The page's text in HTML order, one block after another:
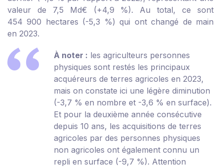
valeur de 7,5 Md€ (+4,9 %). Au total, ce sont
454 900 hectares (-5,3 %) qui ont changé de main
en 2023.
À noter : les agriculteurs personnes
physiques sont restés les principaux
acquéreurs de terres agricoles en 2023,
mais on constate ici une légère diminution
(-3,7 % en nombre et -3,6 % en surface).
Et pour la deuxième année consécutive
depuis 10 ans, les acquisitions de terres
agricoles par des personnes physiques
non agricoles ont également connu un
repli en surface (-9,7 %). Attention